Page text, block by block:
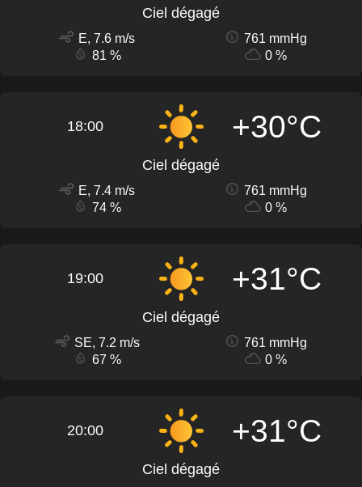
Ciel dégagé
E, 7.6 m/s
761 mmHg
81 %
0 %
18:00 +30°C
Ciel dégagé
E, 7.4 m/s
761 mmHg
74 %
0 %
19:00 +31°C
Ciel dégagé
SE, 7.2 m/s
761 mmHg
67 %
0 %
20:00 +31°C
Ciel dégagé